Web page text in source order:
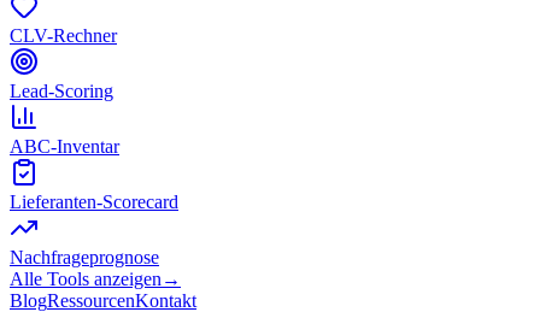
CLV-Rechner
Lead-Scoring
ABC-Inventar
Lieferanten-Scorecard
Nachfrageprognose
Alle Tools anzeigen →
BlogRessourcenKontakt